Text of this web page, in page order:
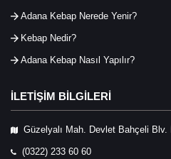
Adana Kebap Nerede Yenir?
Kebap Nedir?
Adana Kebap Nasıl Yapılır?
İLETİŞİM BİLGİLERİ
Güzelyalı Mah. Devlet Bahçeli
(0322) 233 60 60